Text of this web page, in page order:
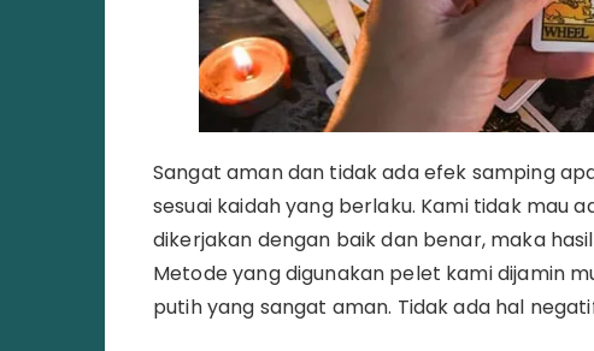
Sangat aman dan tidak ada efek samping
sesuai kaidah yang berlaku. Kami tidak mau
dikerjakan dengan baik dan benar, maka
Metode yang digunakan pelet kami dijamin
putih yang sangat aman. Tidak ada hal